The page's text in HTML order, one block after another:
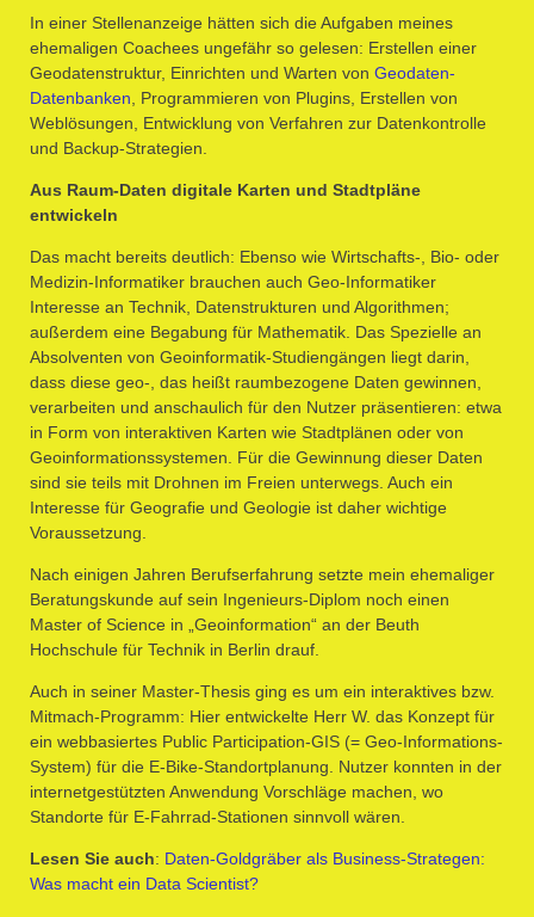
In einer Stellenanzeige hätten sich die Aufgaben meines
ehemaligen Coachees ungefähr so gelesen: Erstellen einer
Geodatenstruktur, Einrichten und Warten von Geodaten-
Datenbanken, Programmieren von Plugins, Erstellen von
Weblösungen, Entwicklung von Verfahren zur Datenkontrolle
und Backup-Strategien.
Aus Raum-Daten digitale Karten und Stadtpläne
entwickeln
Das macht bereits deutlich: Ebenso wie Wirtschafts-, Bio- oder
Medizin-Informatiker brauchen auch Geo-Informatiker
Interesse an Technik, Datenstrukturen und Algorithmen;
außerdem eine Begabung für Mathematik. Das Spezielle an
Absolventen von Geoinformatik-Studiengängen liegt darin,
dass diese geo-, das heißt raumbezogene Daten gewinnen,
verarbeiten und anschaulich für den Nutzer präsentieren: etwa
in Form von interaktiven Karten wie Stadtplänen oder von
Geoinformationssystemen. Für die Gewinnung dieser Daten
sind sie teils mit Drohnen im Freien unterwegs. Auch ein
Interesse für Geografie und Geologie ist daher wichtige
Voraussetzung.
Nach einigen Jahren Berufserfahrung setzte mein ehemaliger
Beratungskunde auf sein Ingenieurs-Diplom noch einen
Master of Science in „Geoinformation“ an der Beuth
Hochschule für Technik in Berlin drauf.
Auch in seiner Master-Thesis ging es um ein interaktives bzw.
Mitmach-Programm: Hier entwickelte Herr W. das Konzept für
ein webbasiertes Public Participation-GIS (= Geo-Informations-
System) für die E-Bike-Standortplanung. Nutzer konnten in der
internetgestützten Anwendung Vorschläge machen, wo
Standorte für E-Fahrrad-Stationen sinnvoll wären.
Lesen Sie auch: Daten-Goldgräber als Business-Strategen:
Was macht ein Data Scientist?